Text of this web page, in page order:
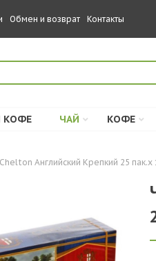
Обмен и возврат Контакты
КОФЕ ЧАЙ КОФЕ
Английский Крепкий 25 пак.х